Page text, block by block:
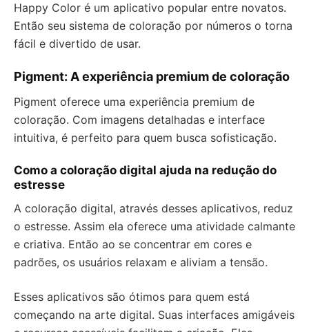
Happy Color é um aplicativo popular entre novatos.
Então seu sistema de coloração por números o torna
fácil e divertido de usar.
Pigment: A experiência premium de coloração
Pigment oferece uma experiência premium de
coloração. Com imagens detalhadas e interface
intuitiva, é perfeito para quem busca sofisticação.
Como a coloração digital ajuda na redução do
estresse
A coloração digital, através desses aplicativos, reduz
o estresse. Assim ela oferece uma atividade calmante
e criativa. Então ao se concentrar em cores e
padrões, os usuários relaxam e aliviam a tensão.
Esses aplicativos são ótimos para quem está
começando na arte digital. Suas interfaces amigáveis